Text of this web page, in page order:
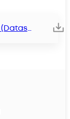
Техническая спецификация (Datasheet)